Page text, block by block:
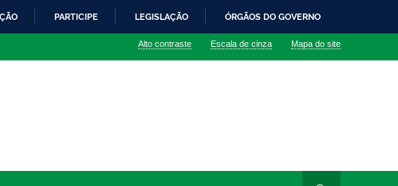
PARTICIPE LEGISLAÇÃO ÓRGÃOS DO GOVERNO
Alto contraste Escala de cinza Mapa do site